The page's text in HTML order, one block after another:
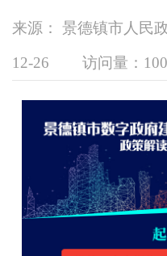
来源： 景德镇市人民
12-26 访问量：